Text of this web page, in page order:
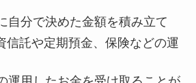
自分で決めた金額を積み立て
信託や定期預金、保険などの運